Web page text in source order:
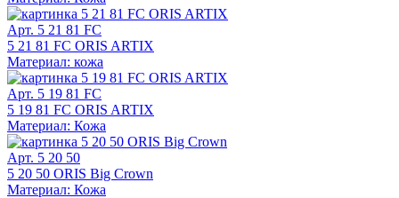
Арт. 5 21 81 FC
5 21 81 FC ORIS ARTIX
Материал: кожа
Арт. 5 19 81 FC
5 19 81 FC ORIS ARTIX
Материал: Кожа
Арт. 5 20 50
5 20 50 ORIS Big Crown
Материал: Кожа